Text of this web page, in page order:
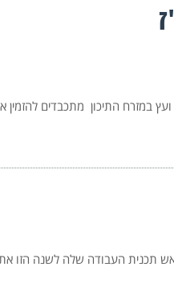
במזרח התיכון מתכבדים
תכנית העבודה שלה לשנה הזו